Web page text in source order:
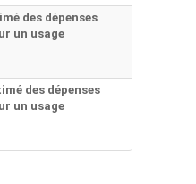
des dépenses
un usage
des dépenses
un usage